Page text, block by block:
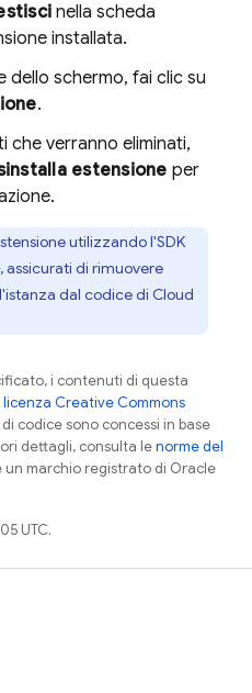
nella scheda
installata.
dello schermo, fai clic su
.
che verranno eliminati,
estensione per
utilizzando l'SDK
di rimuovere
dal codice di Cloud
i contenuti di questa
licenza Creative Commons
codice sono concessi in base
dettagli, consulta lenorme del
un marchio registrato di Oracle
UTC.